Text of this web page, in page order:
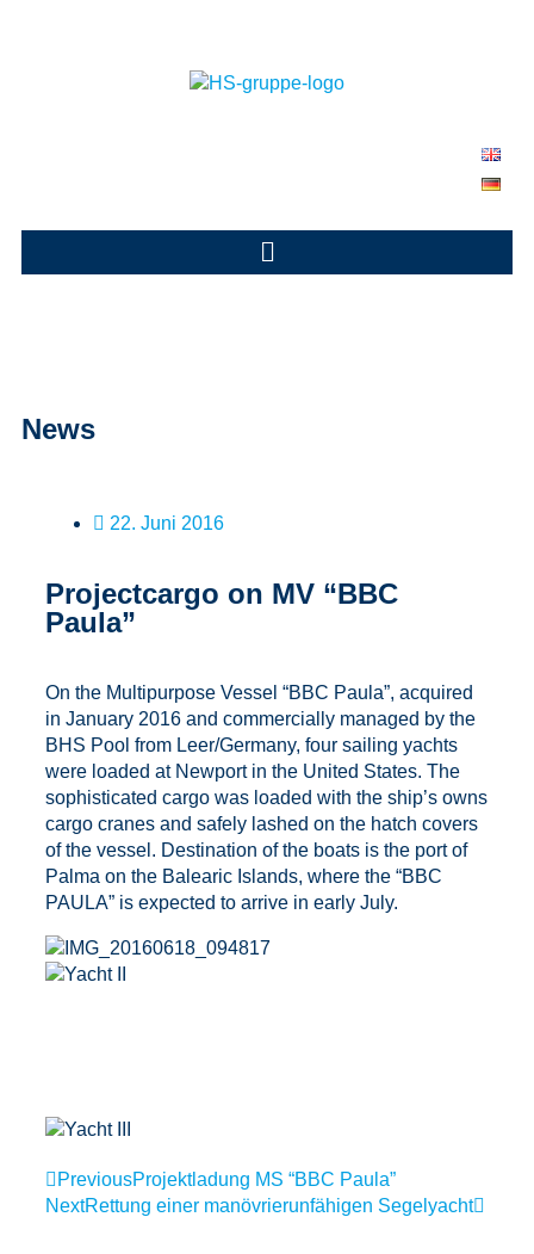
News
22. Juni 2016
Projectcargo on MV “BBC
Paula”
On the Multipurpose Vessel “BBC Paula”, acquired
in January 2016 and commercially managed by the
BHS Pool from Leer/Germany, four sailing yachts
were loaded at Newport in the United States. The
sophisticated cargo was loaded with the ship’s owns
cargo cranes and safely lashed on the hatch covers
of the vessel. Destination of the boats is the port of
Palma on the Balearic Islands, where the “BBC
PAULA” is expected to arrive in early July.
PreviousProjektladung MS “BBC Paula”
NextRettung einer manövrierunfähigen Segelyacht